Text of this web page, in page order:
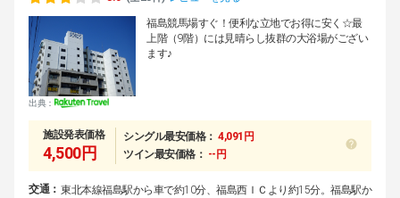
出典：
福島競馬場すぐ！便利な立地でお得に安く☆最
上階（9階）には見晴らし抜群の大浴場がござい
ます♪
施設発表価格
4,500円
シングル最安価格： 4,091円
ツイン最安価格： --円
交通： 東北本線福島駅から車で約10分、福島西ＩＣより約15分。福島駅か